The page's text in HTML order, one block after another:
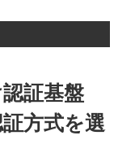
証基盤
方式を選